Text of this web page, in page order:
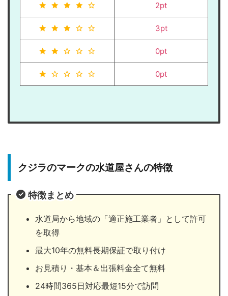
2pt
3pt
0pt
0pt
クジラのマークの水道屋さんの特徴
特徴まとめ
水道局から地域の「適正施工業者」として許可
を取得
最大10年の無料長期保証で取り付け
お見積り・基本＆出張料金全て無料
24時間365日対応最短15分で訪問